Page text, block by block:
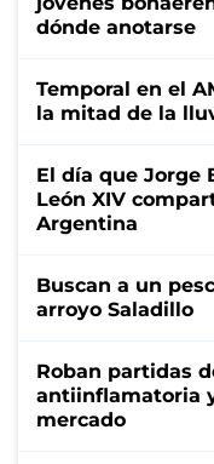
dónde anotarse
Temporal en el
la mitad de la
El día que Jorge
León XIV
Argentina
Buscan a un
arroyo Saladillo
Roban partidas
antiinflamatoria
mercado